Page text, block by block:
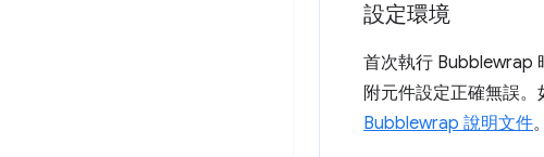
設定環境
首次執行 Bubblewrap
附元件設定正確無誤
Bubblewrap 說明文件。